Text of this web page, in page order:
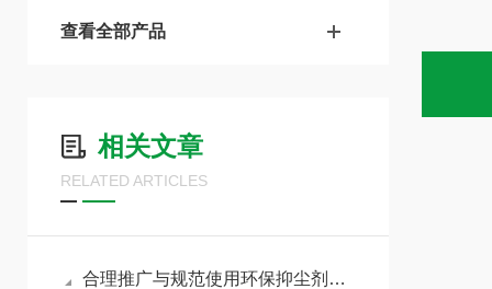
查看全部产品
相关文章
RELATED ARTICLES
合理推广与规范使用环保抑尘剂助力各行业扬尘达标治理